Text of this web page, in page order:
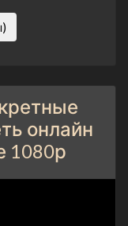
онлайн
1080р